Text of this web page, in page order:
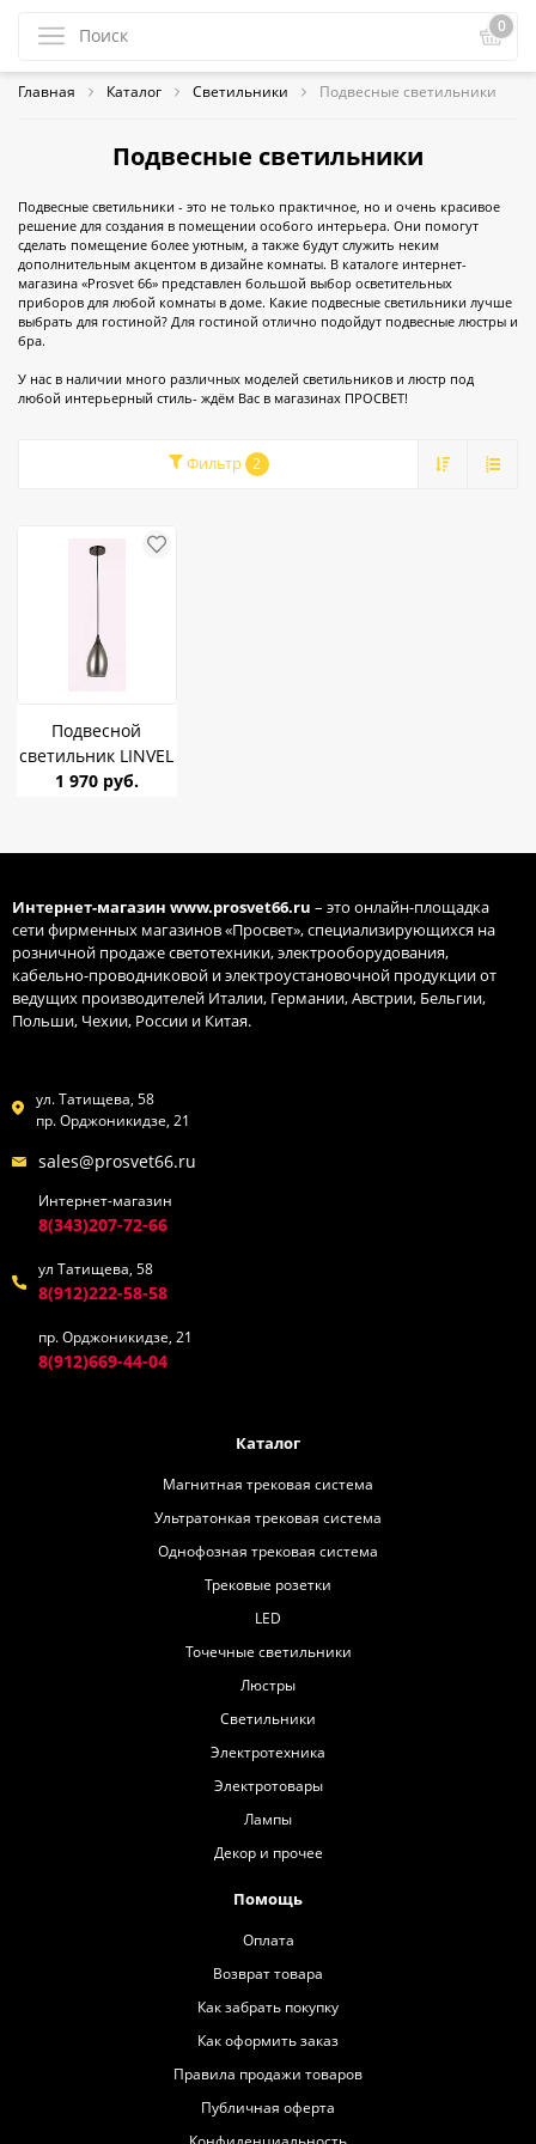
0
Главная Каталог Светильники Подвесные светильники
Подвесные светильники
Подвесные светильники - это не только практичное, но и очень красивое
решение для создания в помещении особого интерьера. Они помогут
сделать помещение более уютным, а также будут служить неким
дополнительным акцентом в дизайне комнаты. В каталоге интернет-
магазина «Prosvet 66» представлен большой выбор осветительных
приборов для любой комнаты в доме. Какие подвесные светильники лучше
выбрать для гостиной? Для гостиной отлично подойдут подвесные люстры и
бра.
У нас в наличии много различных моделей светильников и люстр под
любой интерьерный стиль- ждём Вас в магазинах ПРОСВЕТ!⁣⁣
Фильтр 2
Подвесной
светильник LINVEL
LV 9373/1 Пио
1 970 руб.
Интернет-магазин www.prosvet66.ru – это онлайн-площадка
сети фирменных магазинов «Просвет», специализирующихся на
розничной продаже светотехники, электрооборудования,
кабельно-проводниковой и электроустановочной продукции от
ведущих производителей Италии, Германии, Австрии, Бельгии,
Польши, Чехии, России и Китая.
ул. Татищева, 58
пр. Орджоникидзе, 21
sales@prosvet66.ru
Интернет-магазин
8(343)207-72-66
ул Татищева, 58
8(912)222-58-58
пр. Орджоникидзе, 21
8(912)669-44-04
Каталог
Магнитная трековая система
Ультратонкая трековая система
Однофозная трековая система
Трековые розетки
LED
Точечные светильники
Люстры
Светильники
Электротехника
Электротовары
Лампы
Декор и прочее
Помощь
Оплата
Возврат товара
Как забрать покупку
Как оформить заказ
Правила продажи товаров
Публичная оферта